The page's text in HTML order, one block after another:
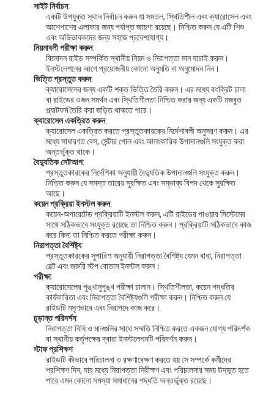
বাড়ি
পণ্য
আমাদের সম্বন্ধে
কারখানা পরিদর্শন
গুণমান নিয়ন্ত্রণ
আমাদের সাথে যোগাযোগ
খবর
একটি উদ্ধৃতি অনুরোধ করুন
সাইট নির্বাচন:
একটি উপযুক্ত স্থান নির্বাচন করুন যা সমতল, স্থিতিশীল এবং ক্যারোসেল এবং
আশেপাশের এলাকার জন্য পর্যাপ্ত জায়গা রয়েছে। নিশ্চিত করুন যে এটি শিশু
এবং অভিভাবকদের জন্য সহজে প্রবেশযোগ্য।
নিয়মাবলী পরীক্ষা করুন:
বিনোদন রাইড সম্পর্কিত স্থানীয় নিয়ম ও নিরাপত্তা মান যাচাই করুন।
ইনস্টলেশনের আগে প্রয়োজনীয় কোনো অনুমতি বা অনুমোদন নিন।
ভিত্তি প্রস্তুত করুন:
ক্যারোসেলের জন্য একটি শক্ত ভিত্তি তৈরি করুন। এর মধ্যে কংক্রিট ঢালা
বা রাইডের ওজন সমর্থন এবং স্থিতিশীলতা নিশ্চিত করার জন্য একটি মজবুত
প্ল্যাটফর্ম তৈরি করা জড়িত থাকতে পারে।
ক্যারোসেল একত্রিত করুন:
ক্যারোসেল একত্রিত করতে প্রস্তুতকারকের নির্দেশাবলী অনুসরণ করুন। এর
মধ্যে সাধারণত বেস, সেন্টার পোল এবং আলংকারিক উপাদানগুলি সংযুক্ত করা
অন্তর্ভুক্ত থাকে।
বৈদ্যুতিক সেটআপ:
প্রস্তুতকারকের নির্দেশিকা অনুযায়ী বৈদ্যুতিক উপাদানগুলি সংযুক্ত করুন।
নিশ্চিত করুন যে সমস্ত তারের সুরক্ষিত এবং সম্ভাব্য বিপদ থেকে সুরক্ষিত
আছে।
কয়েন প্রক্রিয়া ইনস্টল করুন:
কয়েন-অপারেটেড প্রক্রিয়াটি ইনস্টল করুন, এটি রাইডের পাওয়ার সিস্টেমের
সাথে সঠিকভাবে সংযুক্ত রয়েছে তা নিশ্চিত করুন। প্রক্রিয়াটি সঠিকভাবে কাজ
করে কিনা তা নিশ্চিত করতে পরীক্ষা করুন।
নিরাপত্তা বৈশিষ্ট্য:
প্রস্তুতকারকের সুপারিশ অনুযায়ী নিরাপত্তা বৈশিষ্ট্য যেমন বাধা, নিরাপত্তা
বেল্ট এবং জরুরি স্টপ বোতাম ইনস্টল করুন।
পরীক্ষা:
ক্যারোসেলের পুঙ্খানুপুঙ্খ পরীক্ষা চালান। স্থিতিশীলতা, কয়েন পদ্ধতির
কার্যকারিতা এবং নিরাপত্তা বৈশিষ্ট্যগুলি পরীক্ষা করুন। নিশ্চিত করুন যে
রাইডটি মসৃণভাবে এবং নিরাপদে কাজ করে।
চূড়ান্ত পরিদর্শন:
নিরাপত্তা বিধি ও মানগুলির সাথে সম্মতি নিশ্চিত করতে একজন যোগ্য পরিদর্শক
বা স্থানীয় কর্তৃপক্ষের দ্বারা ইনস্টলেশনটি পরিদর্শন করুন।
স্টাফ প্রশিক্ষণ:
রাইডটি কীভাবে পরিচালনা ও রক্ষণাবেক্ষণ করতে হয় সে সম্পর্কে কর্মীদের
প্রশিক্ষণ দিন, যার মধ্যে নিরাপত্তা নিরীক্ষণ এবং পরিচালনার সময় উদ্ভূত হতে
পারে এমন কোনো সমস্যা সমাধানের পদ্ধতি অন্তর্ভুক্ত রয়েছে।